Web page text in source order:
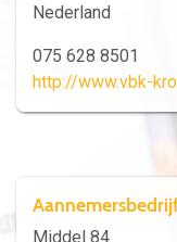
Nederland
075 628 8501
http://www.vbk-
Middel 84